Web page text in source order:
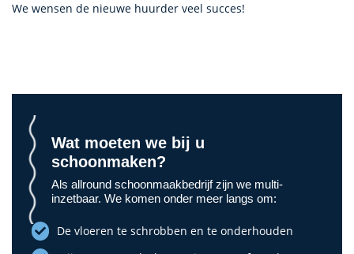
We wensen de nieuwe huurder veel succes!
Wat moeten we bij u
schoonmaken?
Als allround schoonmaakbedrijf zijn we multi-
inzetbaar. We komen onder meer langs om:
De vloeren te schrobben en te onderhouden